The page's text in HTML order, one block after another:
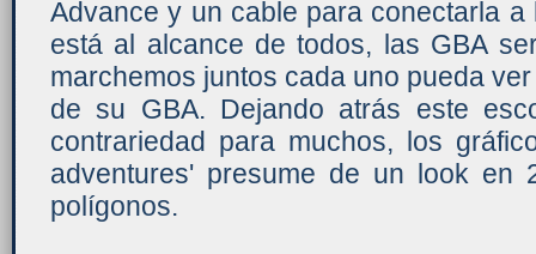
Advance y un cable para conectarla
está al alcance de todos, las GBA
marchemos juntos cada uno pueda
de su GBA. Dejando atrás este
contrariedad para muchos, los
adventures' presume de un look en
polígonos.